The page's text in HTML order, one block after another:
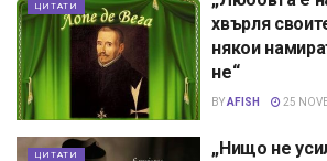
ЦИТАТИ
хвърля
някои
не“
BYAFISH 25
ЦИТАТИ
„Нищо не